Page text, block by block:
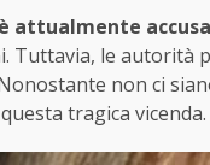
attualmente
Tuttavia, le
non ci
tragica vicenda.